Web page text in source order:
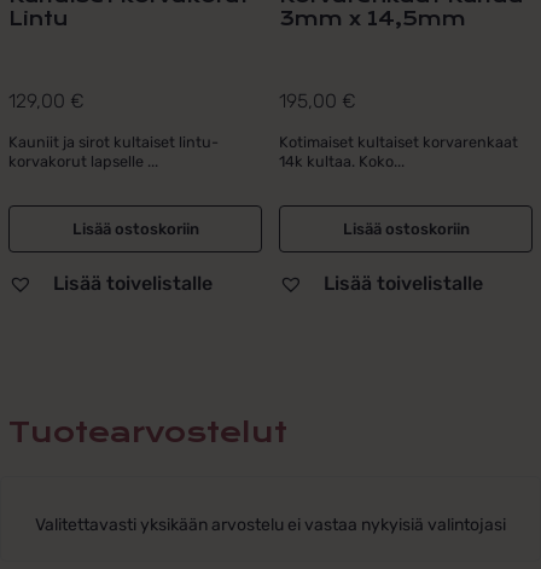
Lintu
129,00 €
Kauniit ja sirot kultaiset lintu-
korvakorut lapselle ...
Lisää ostoskoriin
Lisää toivelistalle
3mm x 14,5mm
195,00 €
Kotimaiset kultaiset korvarenkaat
14k kultaa. Koko...
Lisää ostoskoriin
Lisää toivelistalle
Tuotearvostelut
Valitettavasti yksikään arvostelu ei vastaa nykyisiä valintojasi